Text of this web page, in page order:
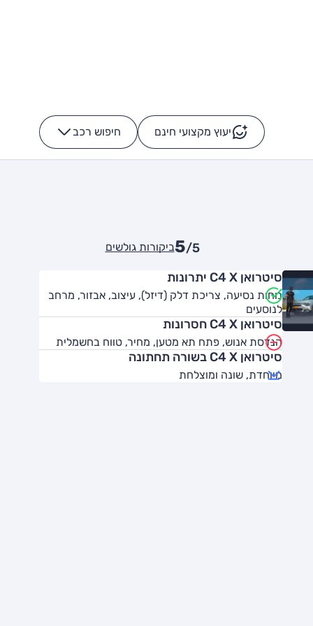
יעוץ מקצועי חינם חיפוש רכב -
5/5 ביקורות גולשים
סיטרואן C4 X יתרונות
נוחות נסיעה, צריכת דלק (דיזל), עיצוב, אבזור, מרחב
לנוסעים
סיטרואן C4 X חסרונות
הנדסת אנוש, פתח תא מטען, מחיר, טווח בחשמלית
סיטרואן C4 X בשורה תחתונה
מיוחדת, שונה ומוצלחת